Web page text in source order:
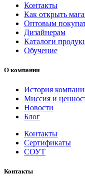
Контакты
Как открыть
Оптовым
Дизайнерам
Каталоги
Обучение
О компании
История
Миссия и
Новости
Блог
Контакты
Сертификаты
СОУТ
Контакты